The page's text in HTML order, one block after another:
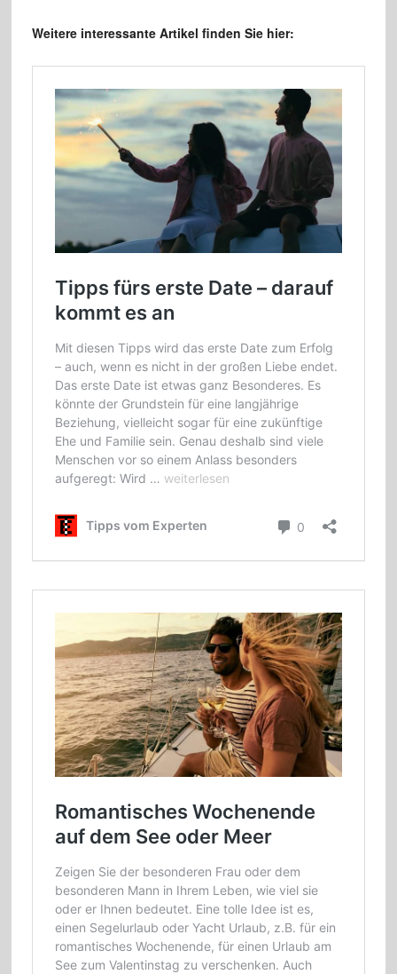
Weitere interessante Artikel finden Sie hier: